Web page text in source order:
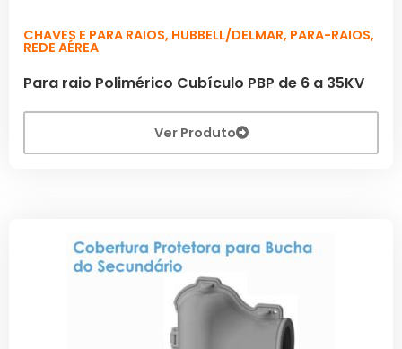
CHAVES E PARA RAIOS, HUBBELL/DELMAR, PARA-RAIOS,
REDE AÉREA
Para raio Polimérico Cubículo PBP de 6 a 35KV
Ver Produto